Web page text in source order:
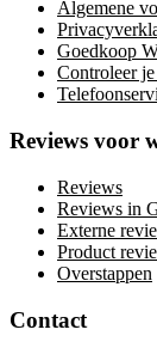
Algemene
Goedkoop
Controleer
Reviews voor
Reviews
Reviews in
Externe
Product
Overstappen
Contact